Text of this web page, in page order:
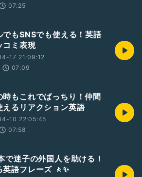
07:25
でもSNSでも使える！英語
コミ表現
17 21:09:12
07:09
時もこれでばっちり！仲間
えるリアクション英語
10 22:05:45
07:58
で迷子の外国人を助ける！
英語フレーズ 🚶✨